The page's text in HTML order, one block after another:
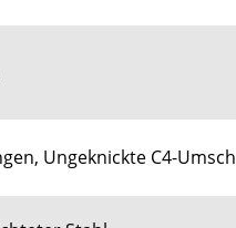
Ungeknickte C4-